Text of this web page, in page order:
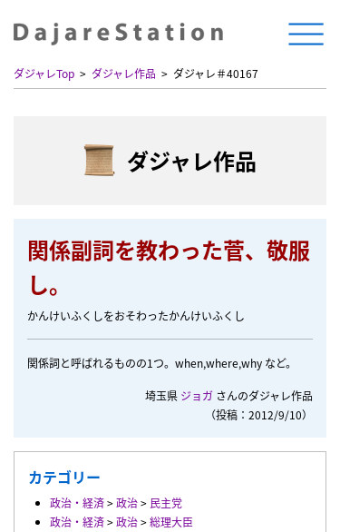
ダジャレTop ダジャレ作品 ダジャレ＃40167
ダジャレ作品
関係副詞を教わった菅、敬服
し。
かんけいふくしをおそわったかんけいふくし
関係詞と呼ばれるものの1つ。when,where,why など。
埼玉県 ジョガ さんのダジャレ作品
（投稿：2012/9/10）
カテゴリー
政治・経済>政治> 民主党
政治・経済>政治>総理大臣